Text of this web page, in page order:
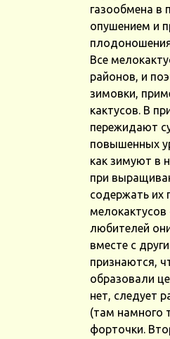
газообмена в
опушением и
Все
районов, и
зимовки,
кактусов. В
пережидают
повышенных
как зимуют в
при
содержать их
любителей
вместе с
признаются,
образовали
нет, следует
(там намного
форточки.